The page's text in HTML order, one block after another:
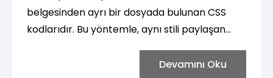
belgesinden ayrı bir dosyada bulunan CSS
kodlarıdır. Bu yöntemle, aynı stili paylaşan
tutarlılık sağlanabilir. İşte bir örnek:Devamını Oku